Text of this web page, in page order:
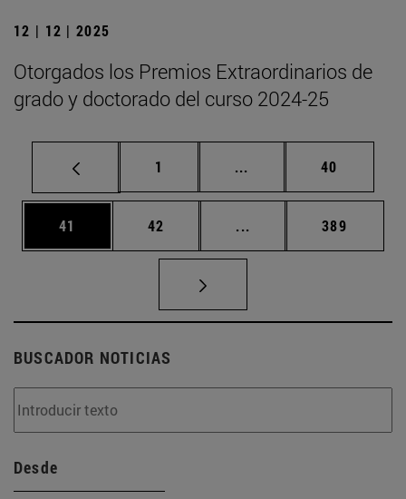
12 | 12 | 2025
Otorgados los Premios Extraordinarios de
grado y doctorado del curso 2024-25
Página
1 ... Páginas intermedias
Página
40
Página
41 Página
42 ... Páginas intermedias
Página
389
BUSCADOR NOTICIAS
Desde